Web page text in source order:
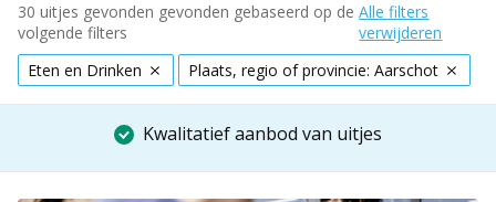
30 uitjes gevonden gevonden gebaseerd op de
volgende filters
Alle filters
verwijderen
Eten en Drinken
Plaats, regio of provincie: Aarschot
Kwalitatief aanbod van uitjes